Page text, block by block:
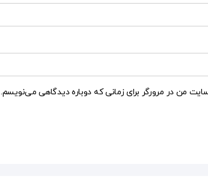
من در مرورگر برای زمانی که دوباره دیدگاهی می‌نویسم.